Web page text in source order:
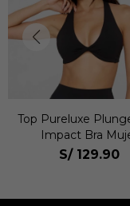
Top Pureluxe
Impact Bra
S/ 129.90